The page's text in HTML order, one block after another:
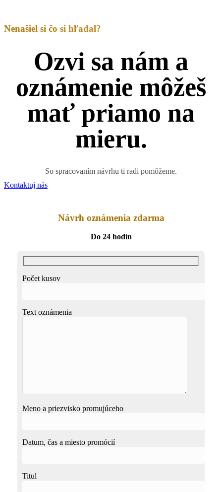
Nenašiel si čo si hľadal?
Ozvi sa nám a
oznámenie môžeš
mať priamo na
mieru.
So spracovaním návrhu ti radi pomôžeme.
Kontaktuj nás
Návrh oznámenia zdarma
Do 24 hodín
Počet kusov
Text oznámenia
Meno a priezvisko promujúceho
Datum, čas a miesto promócií
Titul